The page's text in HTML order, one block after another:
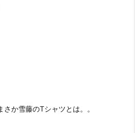
か雪藤のTシャツとは。。